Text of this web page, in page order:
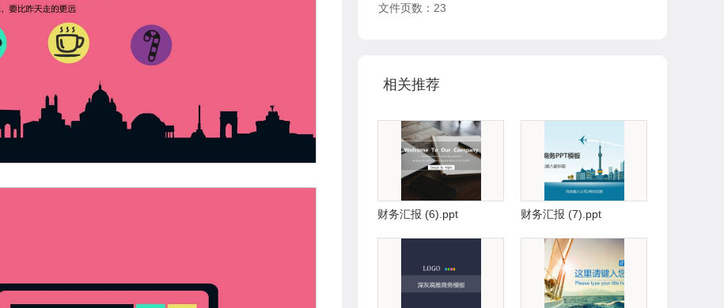
文件页数：23
相关推荐
财务汇报 (6).ppt 财务汇报 (7).ppt